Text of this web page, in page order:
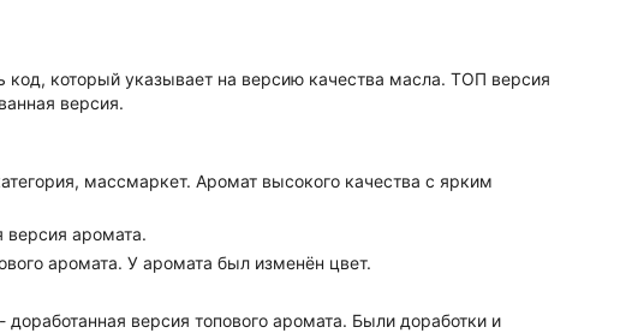
код, который указывает на версию качества масла. ТОП версия
версия.
массмаркет. Аромат высокого качества с ярким
версия аромата.
аромата. У аромата был изменён цвет.
- доработанная версия топового аромата. Были доработки и